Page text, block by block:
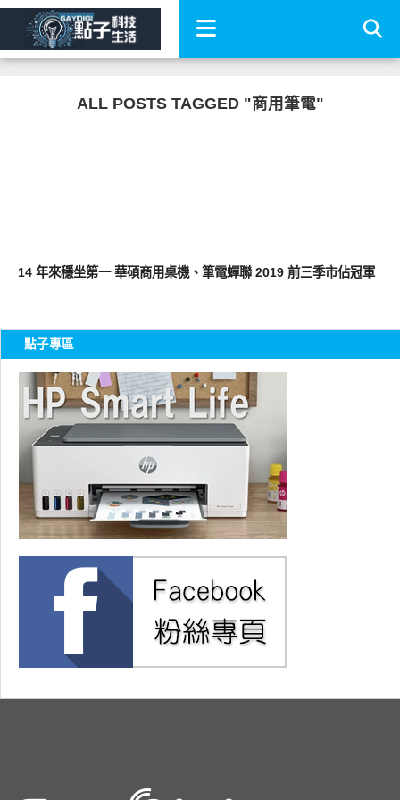
ALL POSTS TAGGED "商用筆電"
14 年來穩坐第一 華碩商用桌機、筆電蟬聯 2019 前三季市佔冠軍
點子專區